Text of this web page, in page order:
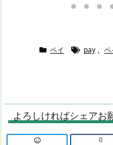
ペイ pay , ペ
よろしければシェアお
0